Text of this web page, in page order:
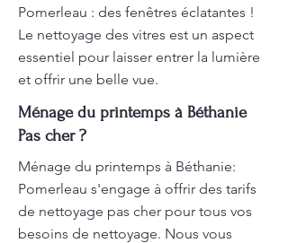
Pomerleau : des fenêtres éclatantes !
Le nettoyage des vitres est un aspect
essentiel pour laisser entrer la lumière
et offrir une belle vue.
Ménage du printemps à Béthanie
Pas cher ?
Ménage du printemps à Béthanie:
Pomerleau s'engage à offrir des tarifs
de nettoyage pas cher pour tous vos
besoins de nettoyage. Nous vous